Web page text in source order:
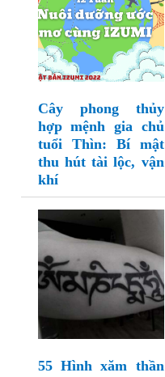
Cây phong thủy
hợp mệnh gia chủ
tuổi Thìn: Bí mật
thu hút tài lộc, vận
khí
55 Hình xăm thần